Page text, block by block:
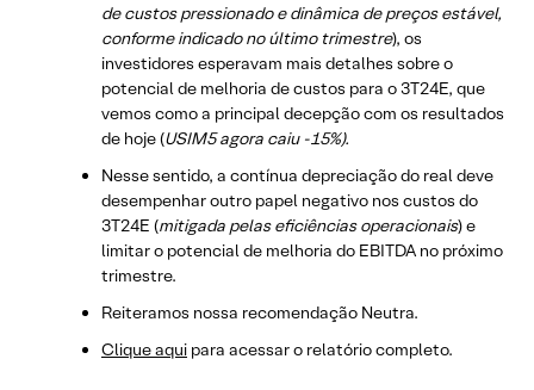
de custos pressionado e dinâmica de preços estável,
conforme indicado no último trimestre), os
investidores esperavam mais detalhes sobre o
potencial de melhoria de custos para o 3T24E, que
vemos como a principal decepção com os resultados
de hoje (USIM5 agora caiu -15%).
Nesse sentido, a contínua depreciação do real deve
desempenhar outro papel negativo nos custos do
3T24E (mitigada pelas eficiências operacionais) e
limitar o potencial de melhoria do EBITDA no próximo
trimestre.
Reiteramos nossa recomendação Neutra.
Clique aqui para acessar o relatório completo.